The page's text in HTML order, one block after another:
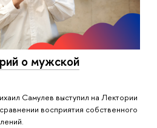
о мужской
Самулев выступил на Лектории
восприятия собственного